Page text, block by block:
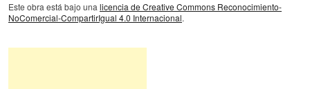
Este obra está bajo una licencia de Creative Commons Reconocimiento-
NoComercial-CompartirIgual 4.0 Internacional.